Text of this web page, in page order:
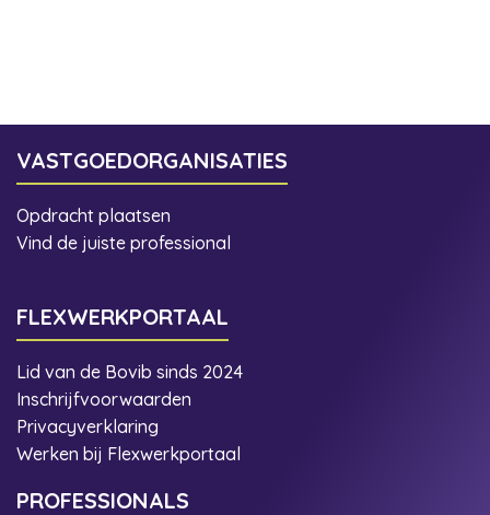
VASTGOEDORGANISATIES
Opdracht plaatsen
Vind de juiste professional
FLEXWERKPORTAAL
Lid van de Bovib sinds 2024
Inschrijfvoorwaarden
Privacyverklaring
Werken bij Flexwerkportaal
PROFESSIONALS